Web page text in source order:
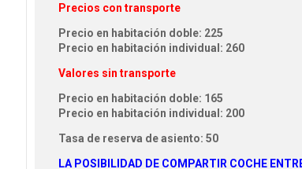
Precios con transporte
Precio en habitación doble: 225
Precio en habitación individual: 260
Valores sin transporte
Precio en habitación doble: 165
Precio en habitación individual: 200
Tasa de reserva de asiento: 50
LA POSIBILIDAD DE COMPARTIR COCHE